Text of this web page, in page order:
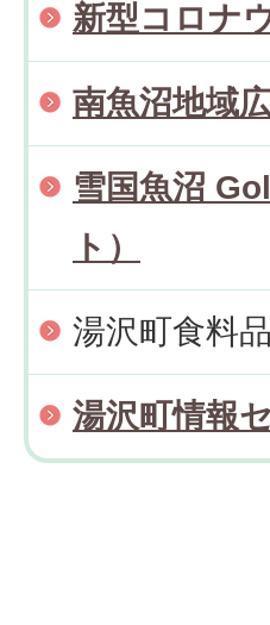
新型コロナ
南魚沼地域
雪国魚沼
ト）
湯沢町食料
湯沢町情報